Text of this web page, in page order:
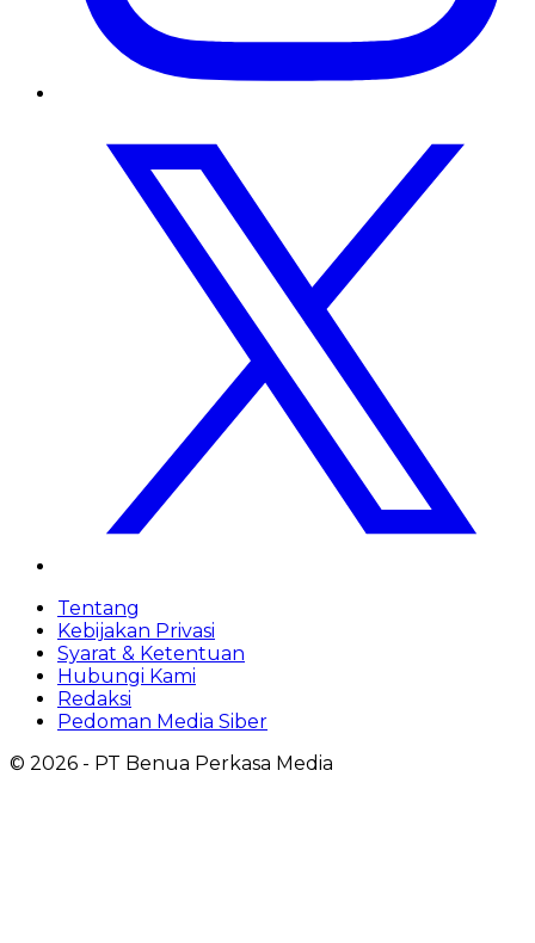
Tentang
Kebijakan Privasi
Syarat & Ketentuan
Hubungi Kami
Redaksi
Pedoman Media Siber
© 2026 - PT Benua Perkasa Media